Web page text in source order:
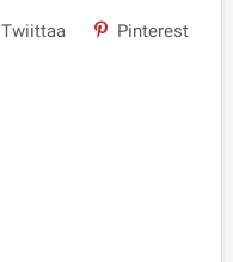
Twiittaa Pinterest